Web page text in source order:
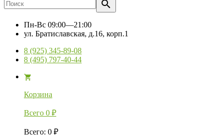
Пн-Вс 09:00—21:00
ул. Братиславская, д.16, корп.1
8 (925) 345-89-08
8 (495) 797-40-44
Корзина
Всего 0 ₽
Всего: 0 ₽